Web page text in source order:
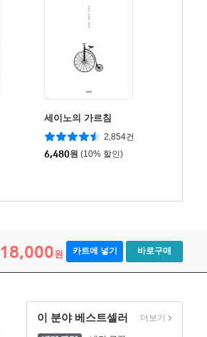
세이노의 가르침
2,854건
6,480원 (10% 할인)
18,000원 카트에 넣기 바로구매
이 분야 베스트셀러 더보기